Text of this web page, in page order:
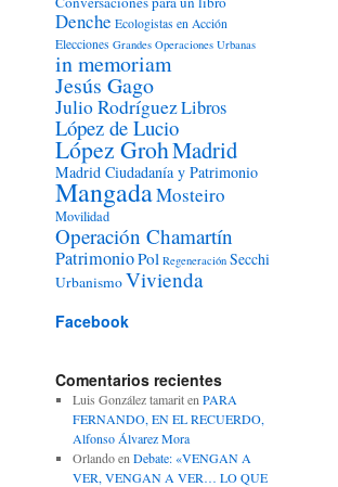
Denche Ecologistas en Acción
Elecciones Grandes Operaciones Urbanas
in memoriam
Jesús Gago
Julio RodríguezLibros
López de Lucio
López GrohMadrid
Madrid Ciudadanía y Patrimonio
MangadaMosteiro
Movilidad
Operación Chamartín
PatrimonioPol Regeneración Secchi
UrbanismoVivienda
Facebook
Comentarios recientes
Luis González tamariten PARA
FERNANDO, EN EL RECUERDO,
Alfonso Álvarez Mora
Orlandoen Debate: «VENGAN A
VER, VENGAN A VER… LO QUE